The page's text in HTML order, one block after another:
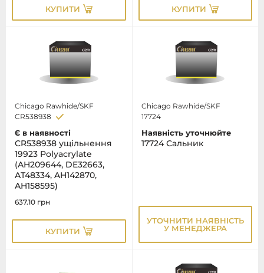
КУПИТИ КУПИТИ
Chicago Rawhide/SKF
CR538938
Є в наявності
CR538938 ущільнення
19923 Polyacrylate
(AH209644, DE32663,
AT48334, AH142870,
AH158595)
637.10 грн
КУПИТИ
Chicago Rawhide/SKF
17724
Наявність уточнюйте
17724 Сальник
УТОЧНИТИ НАЯВНІСТЬ
У МЕНЕДЖЕРА